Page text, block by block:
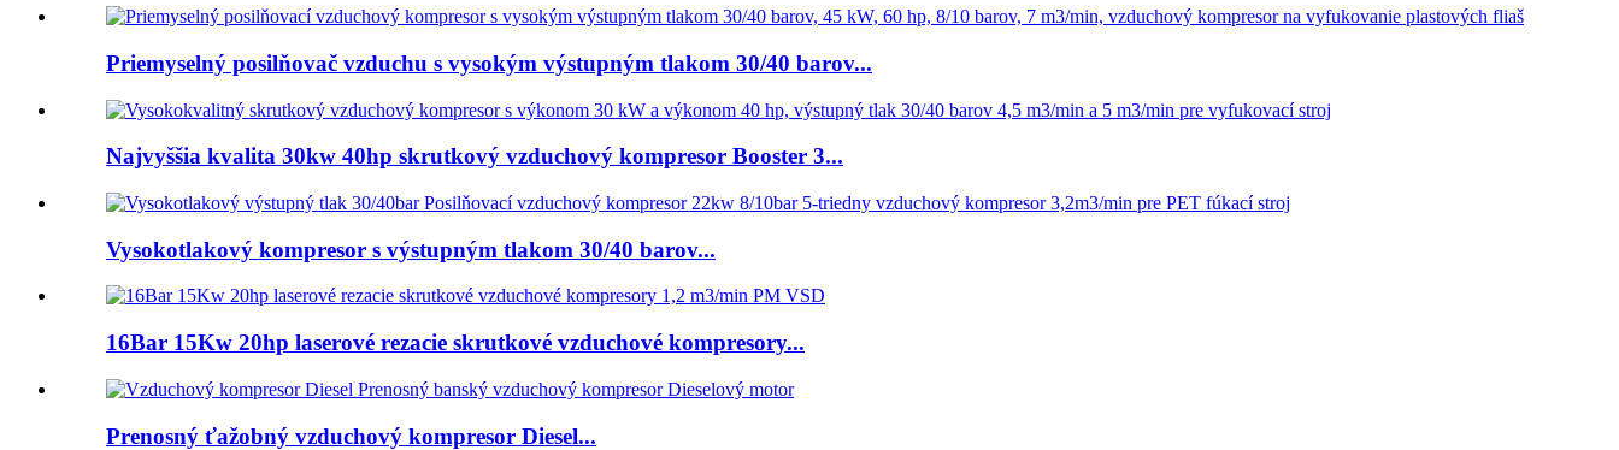
Priemyselný posilňovač vzduchu s vysokým výstupným tlakom 30/40 barov...
Najvyššia kvalita 30kw 40hp skrutkový vzduchový kompresor Booster 3...
Vysokotlakový kompresor s výstupným tlakom 30/40 barov...
16Bar 15Kw 20hp laserové rezacie skrutkové vzduchové kompresory...
Prenosný ťažobný vzduchový kompresor Diesel...